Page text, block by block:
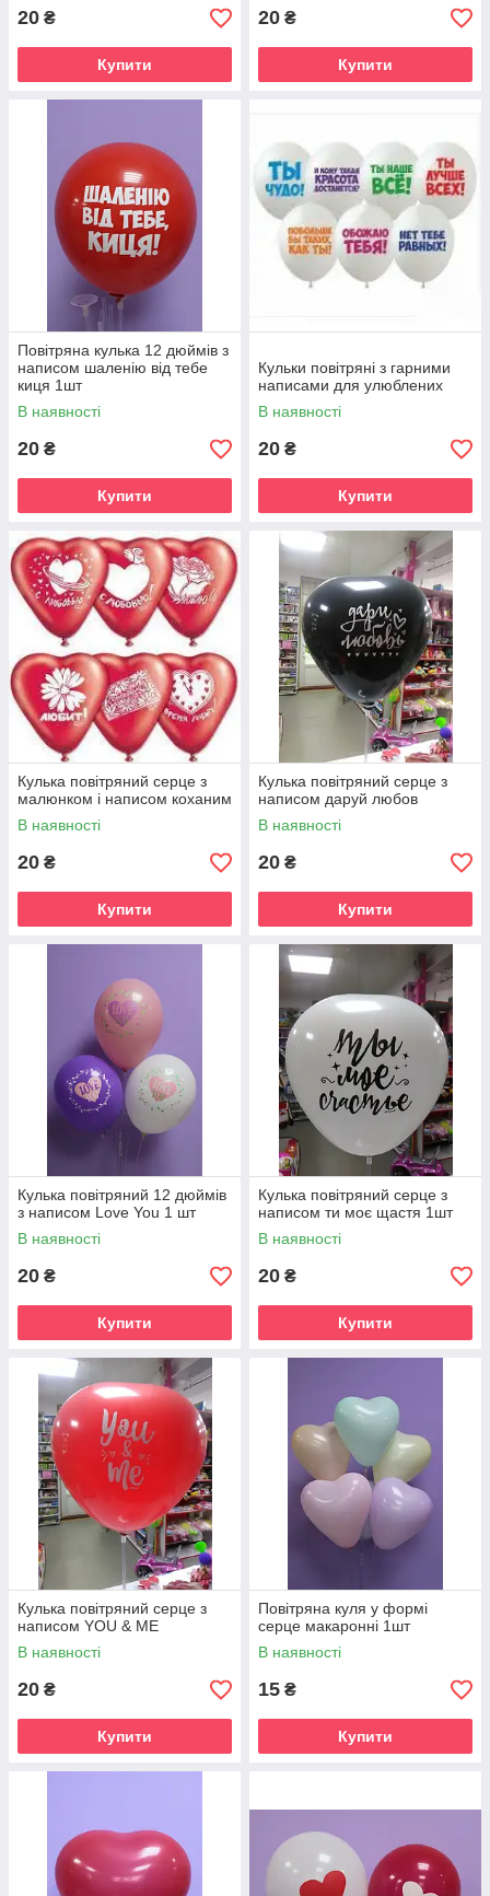
20 ₴
Купити
20 ₴
Купити
Повітряна кулька 12 дюймів з
написом шаленію від тебе
киця 1шт
В наявності
20 ₴
Купити
Кульки повітряні з гарними
написами для улюблених
В наявності
20 ₴
Купити
Кулька повітряний серце з
малюнком і написом коханим
В наявності
20 ₴
Купити
Кулька повітряний серце з
написом даруй любов
В наявності
20 ₴
Купити
Кулька повітряний 12 дюймів
з написом Love You 1 шт
В наявності
20 ₴
Купити
Кулька повітряний серце з
написом ти моє щастя 1шт
В наявності
20 ₴
Купити
Кулька повітряний серце з
написом YOU & ME
В наявності
20 ₴
Купити
Повітряна куля у формі
серце макаронні 1шт
В наявності
15 ₴
Купити